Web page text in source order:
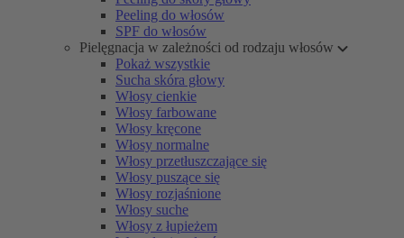
Peeling do włosów
SPF do włosów
Pielęgnacja w zależności od rodzaju włosów
Pokaż wszystkie
Sucha skóra głowy
Włosy cienkie
Włosy farbowane
Włosy kręcone
Włosy normalne
Włosy przetłuszczające się
Włosy puszące się
Włosy rozjaśnione
Włosy suche
Włosy z łupieżem